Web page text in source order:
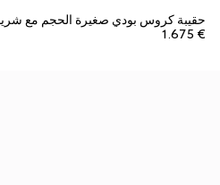
حقيبة كروس بودي صغيرة الحجم مع
€ 1.675